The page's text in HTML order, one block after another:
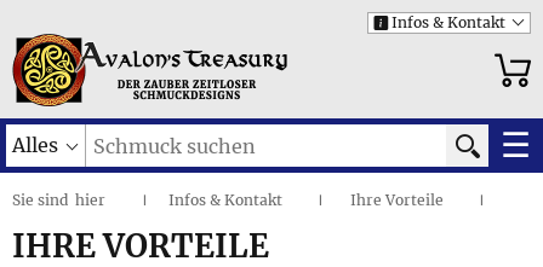
i Infos & Kontakt
Alles ☰
Sie sind hier | Infos & Kontakt I Ihre Vorteile I
IHRE VORTEILE